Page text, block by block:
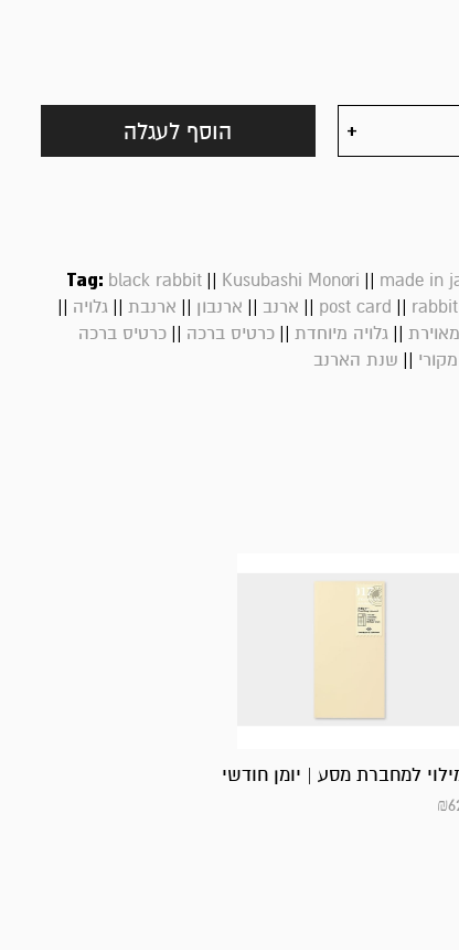
הוסף לעגלה
Tag: black rabbit|| Kusubashi Monori || made in
post card || rabbit
|| ארנב || ארנבון || ארנבת ||גלויה ||
||גלויה מיוחדת ||כרטיס ברכה ||כרטיס ברכה
|| שנת הארנב
למחברת מסע | יומן חודשי
₪